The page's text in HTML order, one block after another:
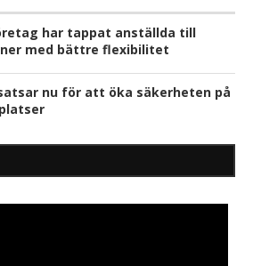
har tappat anställda till
med bättre flexibilitet
nu för att öka säkerheten på